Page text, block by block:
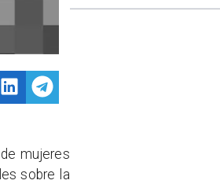
mujeres
sobre la